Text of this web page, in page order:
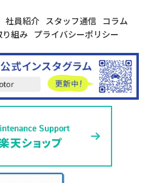
社員紹介 スタッフ通信 コラム
り組み プライバシーポリシー